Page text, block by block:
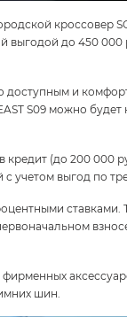
кроссовер
выгодой до 450 000
и
S09 можно будет
кредит (до 200 000
с учетом выгод по
ставками.
шин.